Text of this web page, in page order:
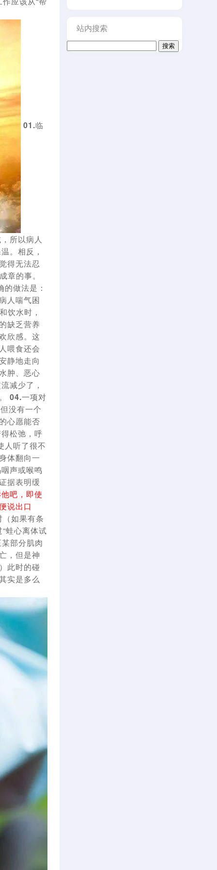
增
01.临
所以病人
。相反，
得无法忍
章的事。
做法是：
人喘气困
饮水时，
缺乏营养
欣感。这
喂食还会
静地走向
肿、恶心
减少了，
04.一项对
没有一个
心愿能否
松弛，呼
人听了很不
体翻向一
声或喉鸣
据表明缓
吧，即使
说出口
如果有条
蛙心离体试
部分肌肉
，但是神
此时的碰
实是多么
站内搜索
搜